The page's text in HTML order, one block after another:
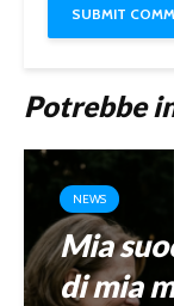
Potrebbe
NEWS
Mia
di mia